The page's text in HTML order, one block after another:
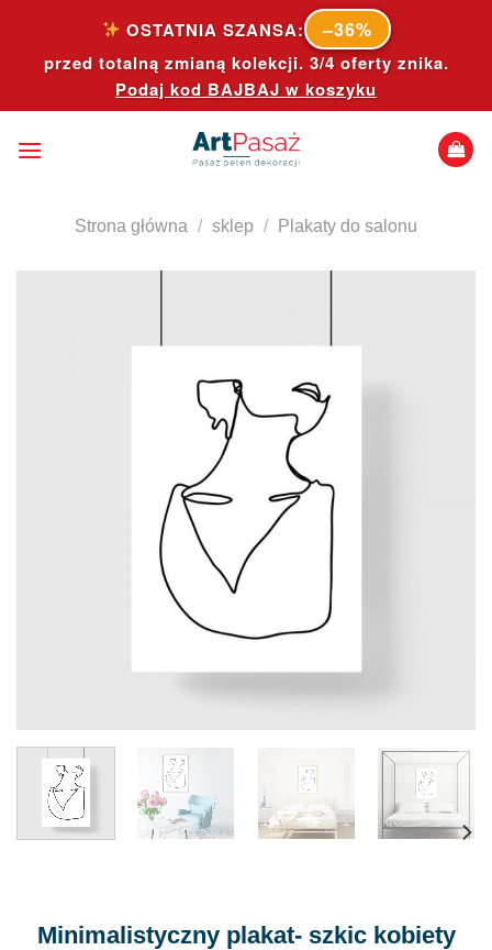
content
OSTATNIA SZANSA: –36%
przed totalną zmianą kolekcji. 3/4 oferty znika.
Podaj kod BAJBAJ w koszyku
Strona główna / sklep / Plakaty do salonu
Minimalistyczny plakat- szkic kobiety